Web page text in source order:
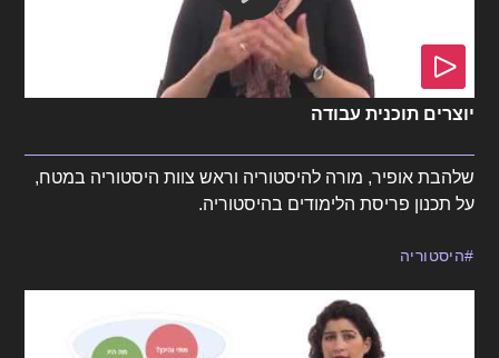
יוצרים תוכנית עבודה
שלהבת אופיר, מורה להיסטוריה וראש צוות היסטוריה במטח,
על תכנון פריסת הלימודים בהיסטוריה.
היסטוריה